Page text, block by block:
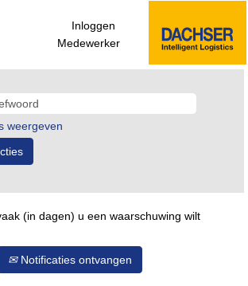
Inloggen
Medewerker
weergeven
(in dagen) u een waarschuwing wilt
Notificaties ontvangen